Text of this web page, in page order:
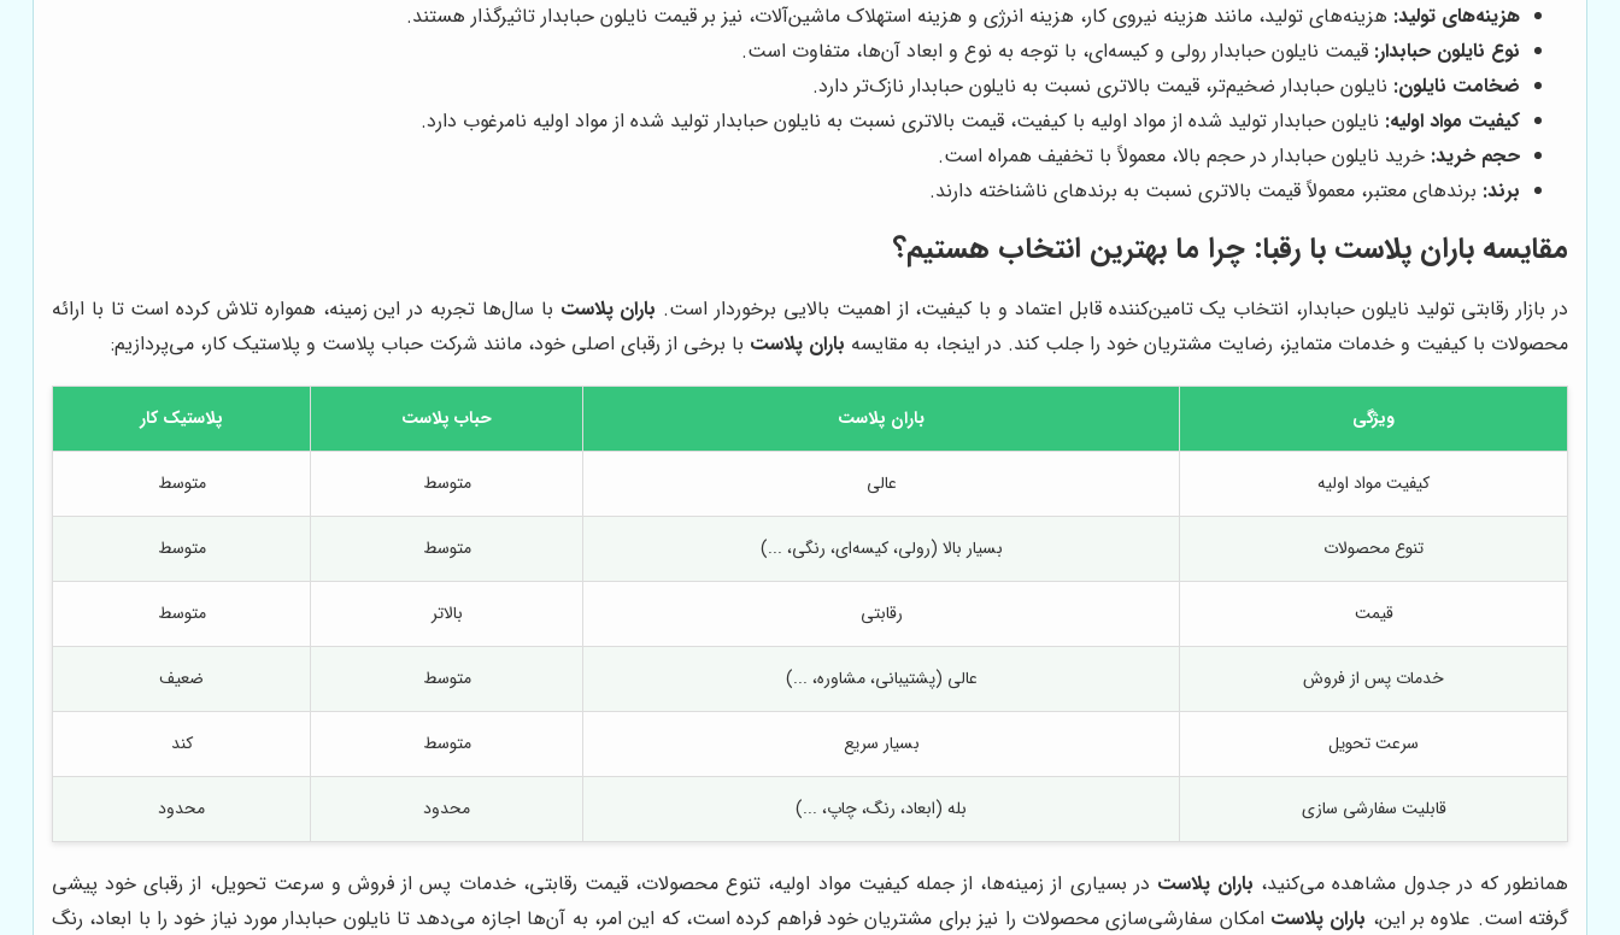
هزینه‌های تولید: هزینه‌های تولید، مانند هزینه نیروی کار، هزینه انرژی و هزینه استهلاک ماشین‌آلات، نیز بر قیمت نایلون حبابدار تاثیرگذار هستند.
نوع نایلون حبابدار: قیمت نایلون حبابدار رولی و کیسه‌ای، با توجه به نوع و ابعاد آن‌ها، متفاوت است.
ضخامت نایلون: نایلون حبابدار ضخیم‌تر، قیمت بالاتری نسبت به نایلون حبابدار نازک‌تر دارد.
کیفیت مواد اولیه: نایلون حبابدار تولید شده از مواد اولیه با کیفیت، قیمت بالاتری نسبت به نایلون حبابدار تولید شده از مواد اولیه نامرغوب دارد.
حجم خرید: خرید نایلون حبابدار در حجم بالا، معمولاً با تخفیف همراه است.
برند: برندهای معتبر، معمولاً قیمت بالاتری نسبت به برندهای ناشناخته دارند.
مقایسه باران پلاست با رقبا: چرا ما بهترین انتخاب هستیم؟
در بازار رقابتی تولید نایلون حبابدار، انتخاب یک تامین‌کننده قابل اعتماد و با کیفیت، از اهمیت بالایی برخوردار است. باران پلاست با سال‌ها تجربه در این زمینه، همواره تلاش کرده است تا با ارائه
محصولات با کیفیت و خدمات متمایز، رضایت مشتریان خود را جلب کند. در اینجا، به مقایسه باران پلاست با برخی از رقبای اصلی خود، مانند شرکت حباب پلاست و پلاستیک کار، می‌پردازیم:
ویژگی باران پلاست حباب پلاست پلاستیک کار
کیفیت مواد اولیه عالی متوسط متوسط
تنوع محصولات بسیار بالا (رولی، کیسه‌ای، رنگی، ...) متوسط متوسط
قیمت رقابتی بالاتر متوسط
خدمات پس از فروش عالی (پشتیبانی، مشاوره، ...) متوسط ضعیف
سرعت تحویل بسیار سریع متوسط کند
قابلیت سفارشی سازی بله (ابعاد، رنگ، چاپ، ...) محدود محدود
همانطور که در جدول مشاهده می‌کنید، باران پلاست در بسیاری از زمینه‌ها، از جمله کیفیت مواد اولیه، تنوع محصولات، قیمت رقابتی، خدمات پس از فروش و سرعت تحویل، از رقبای خود پیشی
گرفته است. علاوه بر این، باران پلاست امکان سفارشی‌سازی محصولات را نیز برای مشتریان خود فراهم کرده است، که این امر، به آن‌ها اجازه می‌دهد تا نایلون حبابدار مورد نیاز خود را با ابعاد، رنگ